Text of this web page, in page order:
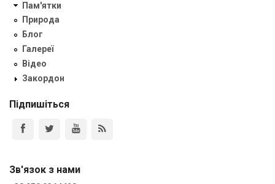
Пам'ятки
Природа
Блог
Галереї
Відео
Закордон
Підпишіться
Зв'язок з нами